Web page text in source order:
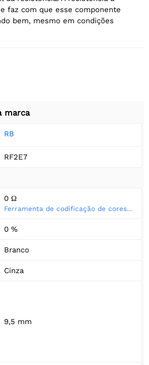
faz com que esse componente
bem, mesmo em condições
marca
RB
RF2E7
0 Ω
Ferramenta de codificação de cores do resistor
0 %
Branco
Cinza
9,5 mm